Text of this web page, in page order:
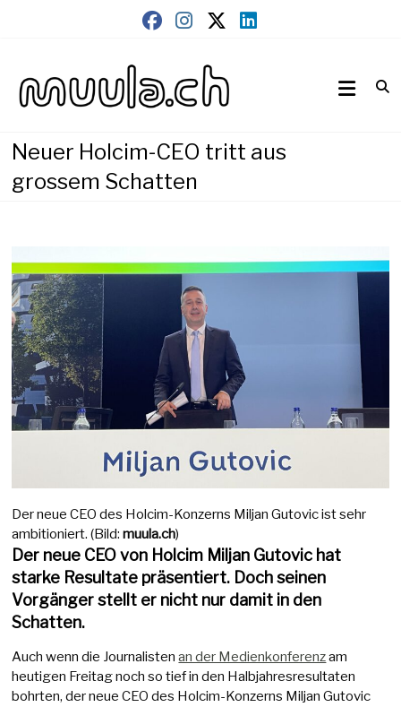
muula.ch
Neuer Holcim-CEO tritt aus
grossem Schatten
Der neue CEO des Holcim-Konzerns Miljan Gutovic ist sehr
ambitioniert. (Bild:muula.ch)
Der neue CEO von Holcim Miljan Gutovic hat
starke Resultate präsentiert. Doch seinen
Vorgänger stellt er nicht nur damit in den
Schatten.
Auch wenn die Journalistenan der Medienkonferenzam
heutigen Freitag noch so tief in den Halbjahresresultaten
bohrten, der neue CEO des Holcim-Konzerns Miljan Gutovic